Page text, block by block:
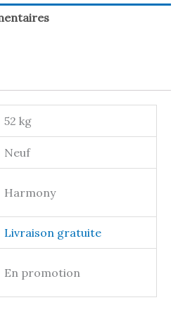
52 kg
Neuf
Harmony
Livraison gratuite
En promotion